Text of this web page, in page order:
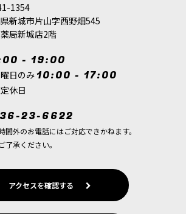
1354
新城市片山字西野畑545
局新城店2階
- 19:00
日のみ 10:00 - 17:00
休日
23-6622
間外のお電話にはご対応できかねます。
了承ください。
アクセスを確認する